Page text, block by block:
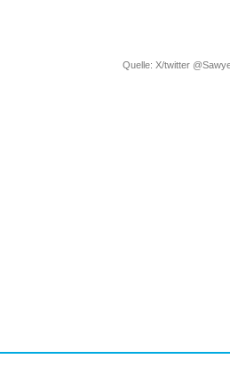
Quelle: X/twitter